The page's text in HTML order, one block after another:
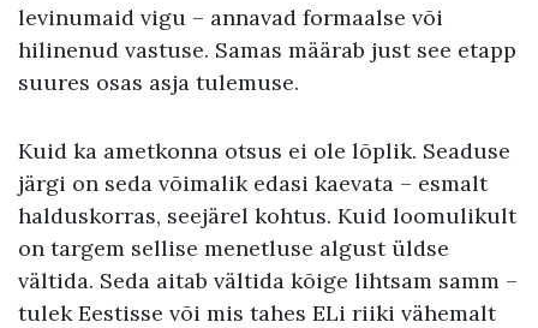
levinumaid vigu – annavad formaalse või
hilinenud vastuse. Samas määrab just see etapp
suures osas asja tulemuse.
Kuid ka ametkonna otsus ei ole lõplik. Seaduse
järgi on seda võimalik edasi kaevata – esmalt
halduskorras, seejärel kohtus. Kuid loomulikult
on targem sellise menetluse algust üldse
vältida. Seda aitab vältida kõige lihtsam samm –
tulek Eestisse või mis tahes ELi riiki vähemalt